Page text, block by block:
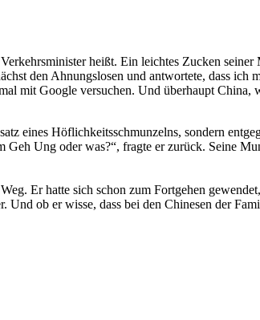
heißt. Ein leichtes Zucken
den Ahnungslosen und antwortete, dass
mit Google versuchen. Und überhaupt
eines Höflichkeitsschmunzelns, sondern
Ung oder was?“, fragte er zurück. Seine
Er hatte sich schon zum Fortgehen
ob er wisse, dass bei den Chinesen der